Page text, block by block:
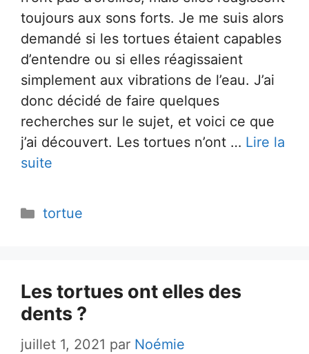
toujours aux sons forts. Je me suis alors
demandé si les tortues étaient capables
d’entendre ou si elles réagissaient
simplement aux vibrations de l’eau. J’ai
donc décidé de faire quelques
recherches sur le sujet, et voici ce que
j’ai découvert. Les tortues n’ont … Lire la
suite
Catégories
tortue
Les tortues ont elles des
dents ?
juillet 1, 2021 par Noémie